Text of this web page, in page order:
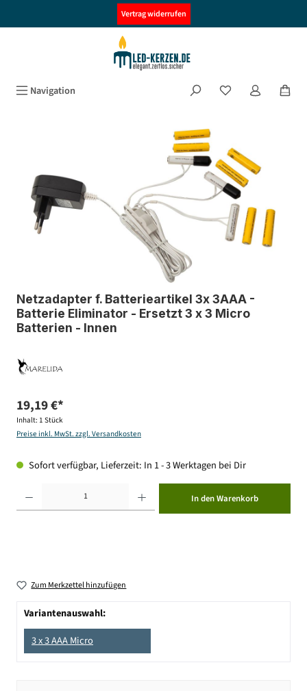
Vertrag widerrufen
Navigation
Netzadapter f. Batterieartikel 3x 3AAA -
Batterie Eliminator - Ersetzt 3 x 3 Micro
Batterien - Innen
19,19 €*
Inhalt: 1 Stück
Preise inkl. MwSt. zzgl. Versandkosten
Sofort verfügbar, Lieferzeit: In 1 - 3 Werktagen bei Dir
In den Warenkorb
Zum Merkzettel hinzufügen
Variantenauswahl:
3 x 3 AAA Micro